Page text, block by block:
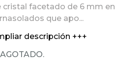
cristal facetado de 6 mm
que apo...
descripción +++
AGOTADO.